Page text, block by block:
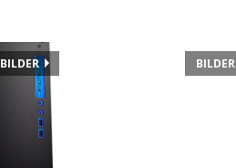
BILDER BILDER